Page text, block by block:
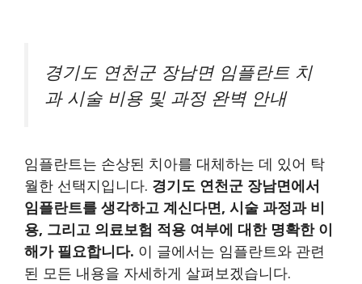
경기도 연천군 장남면 임플란트 치
과 시술 비용 및 과정 완벽 안내
임플란트는 손상된 치아를 대체하는 데 있어 탁
월한 선택지입니다. 경기도 연천군 장남면에서
임플란트를 생각하고 계신다면, 시술 과정과 비
용, 그리고 의료보험 적용 여부에 대한 명확한 이
해가 필요합니다. 이 글에서는 임플란트와 관련
된 모든 내용을 자세하게 살펴보겠습니다.